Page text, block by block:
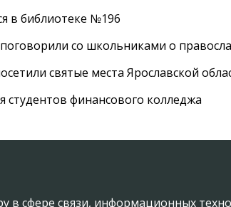
в библиотеке №196
со школьниками о
святые места Ярославской
финансового колледжа
в сфере связи, информационных